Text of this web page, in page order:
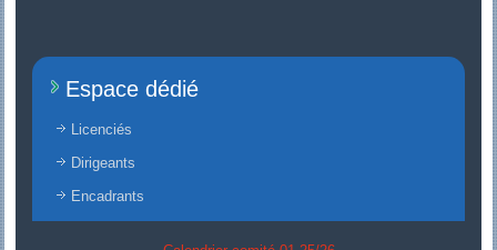
Espace dédié
Licenciés
Dirigeants
Encadrants